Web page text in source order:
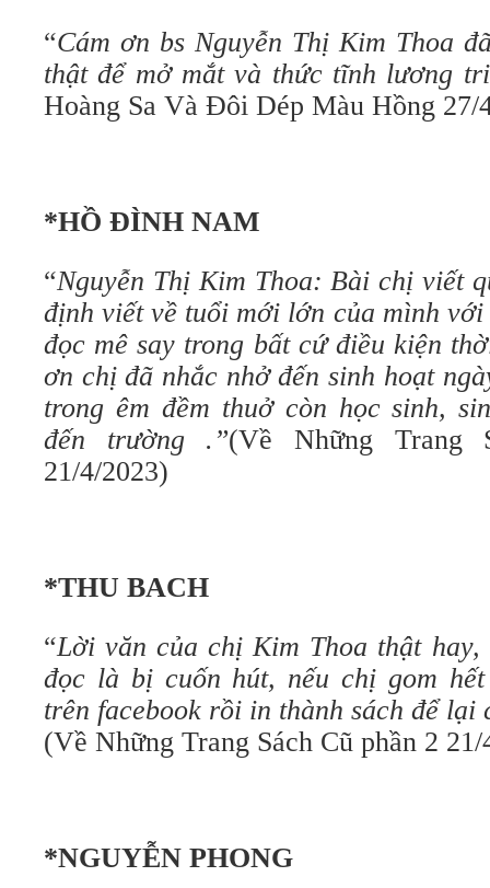
“Cám ơn bs Nguyễn Thị Kim Thoa
thật để mở mắt và thức tĩnh lương
Hoàng Sa Và Đôi Dép Màu Hồng 27/
*HỒ ĐÌNH NAM
“Nguyễn Thị Kim Thoa: Bài chị viết
định viết về tuổi mới lớn của mình với
đọc mê say trong bất cứ điều kiện
ơn chị đã nhắc nhở đến sinh hoạt
trong êm đềm thuở còn học sinh,
đến trường .”(Về Những Trang
21/4/2023)
*THU BACH
“Lời văn của chị Kim Thoa thật
đọc là bị cuốn hút, nếu chị gom
trên facebook rồi in thành sách để lại
(Về Những Trang Sách Cũ phần 2
*NGUYỄN PHONG